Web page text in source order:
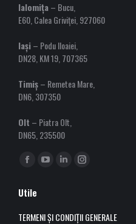
Ialomița– Bucu,
E60, Calea Griviței, 927060
Iași– Podu Iloaiei,
DN28, KM 19, 707365
Timiș– Remetea Mare,
DN6, 307350
Olt – Piatra Olt,
DN65, 235500
Find us on:
Facebook
opens
in
YouTube
in
Linkedin
in
Instagram
in
Utile
TERMENI ȘI CONDIȚII GENERALE